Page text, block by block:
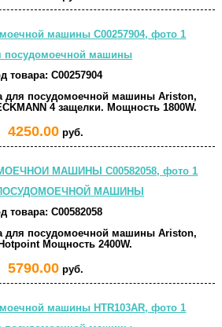
посудомоечной машины
товара: C00257904
для посудомоечной машины Ariston,
4 защелки. Мощность 1800W.
4250.00руб.
МАШИНЫ
товара: C00582058
для посудомоечной машины Ariston,
Мощность 2400W.
5790.00руб.